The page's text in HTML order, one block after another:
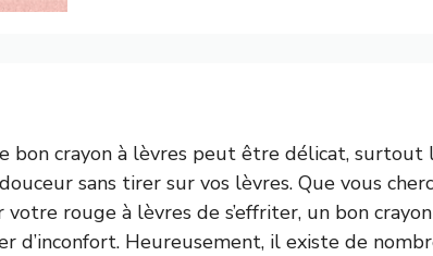
bon crayon à lèvres peut être délicat, surtout
sans tirer sur vos lèvres. Que vous
votre rouge à lèvres de s’effriter, un bon
d’inconfort. Heureusement, il existe de